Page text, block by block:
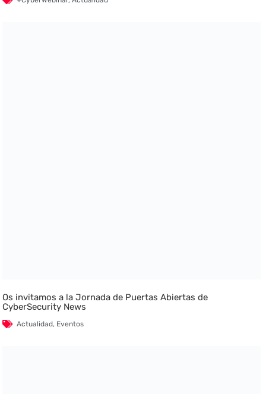
Os invitamos a la Jornada de Puertas Abiertas de
CyberSecurity News
Actualidad, Eventos